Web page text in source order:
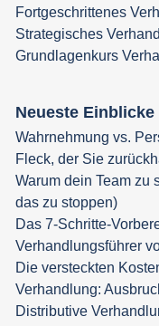
Fortgeschrittenes
Strategisches
Grundlagenkurs
Neueste Einblicke
Wahrnehmung vs.
Fleck, der Sie
Warum dein Team zu
das zu stoppen)
Das 7-Schritte-
Verhandlungsführer
Die versteckten
Verhandlung:
Distributive